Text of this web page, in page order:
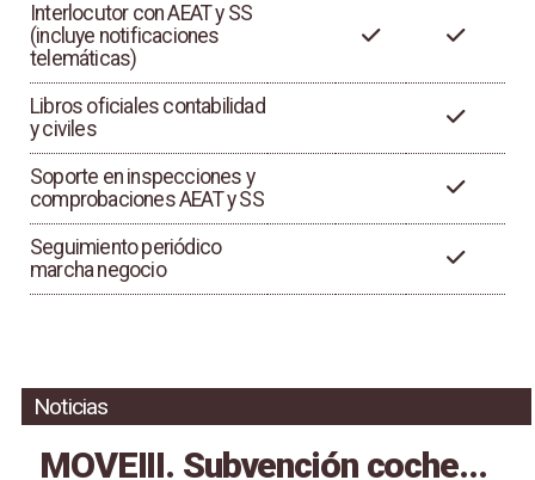
Interlocutor con AEAT y SS
(incluye notificaciones
telemáticas)
Libros oficiales contabilidad
y civiles
Soporte en inspecciones y
comprobaciones AEAT y SS
Seguimiento periódico
marcha negocio
Noticias
MOVEIII. Subvención coche...